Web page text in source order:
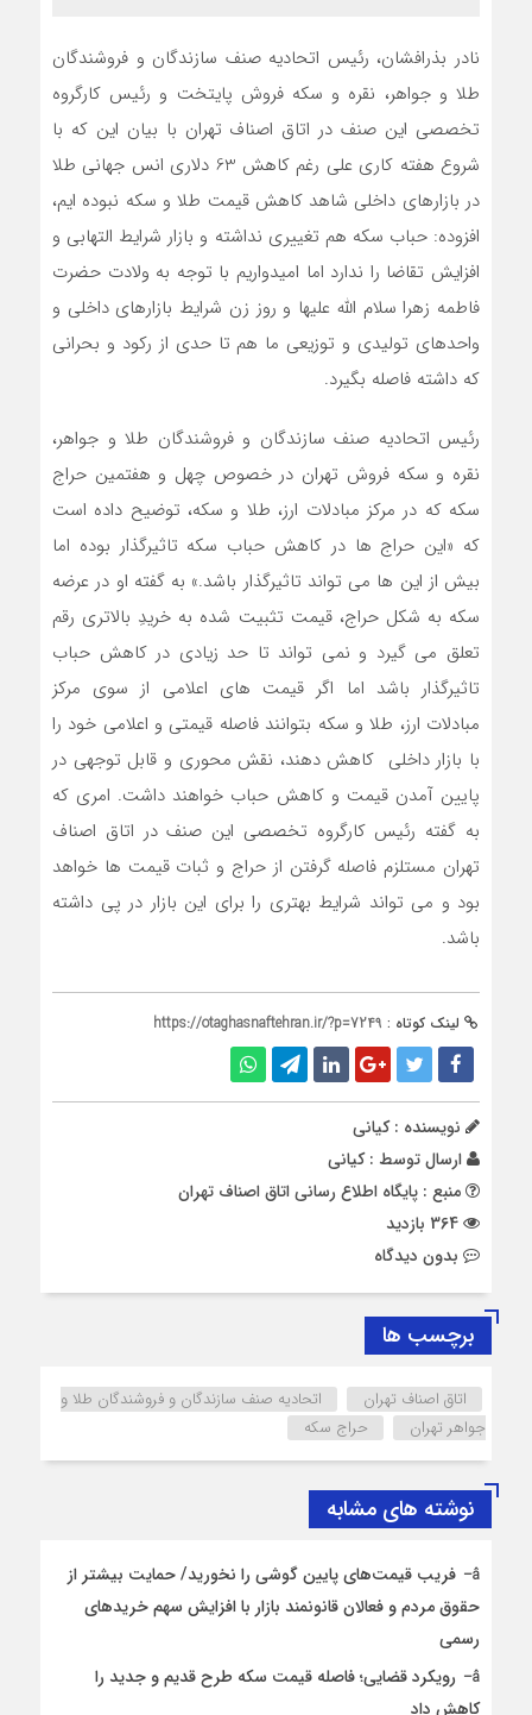
نادر بذرافشان، رئیس اتحادیه صنف سازندگان و فروشندگان
طلا و جواهر، نقره و سکه فروش پایتخت و رئیس کارگروه
تخصصی این صنف در اتاق اصناف تهران با بیان این که با
شروع هفته کاری علی رغم کاهش 63 دلاری انس جهانی طلا
در بازارهای داخلی شاهد کاهش قیمت طلا و سکه نبوده ایم،
افزوده: حباب سکه هم تغییری نداشته و بازار شرایط التهابی و
افزایش تقاضا را ندارد اما امیدواریم با توجه به ولادت حضرت
فاطمه زهرا سلام الله علیها و روز زن شرایط بازارهای داخلی و
واحدهای تولیدی و توزیعی ما هم تا حدی از رکود و بحرانی
که داشته فاصله بگیرد.
رئیس اتحادیه صنف سازندگان و فروشندگان طلا و جواهر،
نقره و سکه فروش تهران در خصوص چهل و هفتمین حراج
سکه که در مرکز مبادلات ارز، طلا و سکه، توضیح داده است
که «این حراج ها در کاهش حباب سکه تاثیرگذار بوده اما
بیش از این ها می تواند تاثیرگذار باشد.» به گفته او در عرضه
سکه به شکل حراج، قیمت تثبیت شده به خریدِ بالاتری رقم
تعلق می گیرد و نمی تواند تا حد زیادی در کاهش حباب
تاثیرگذار باشد اما اگر قیمت های اعلامی از سوی مرکز
مبادلات ارز، طلا و سکه بتوانند فاصله قیمتی و اعلامی خود را
با بازار داخلی کاهش دهند، نقش محوری و قابل توجهی در
پایین آمدن قیمت و کاهش حباب خواهند داشت. امری که
به گفته رئیس کارگروه تخصصی این صنف در اتاق اصناف
تهران مستلزم فاصله گرفتن از حراج و ثبات قیمت ها خواهد
بود و می تواند شرایط بهتری را برای این بازار در پی داشته
باشد.
لینک کوتاه : https://otaghasnaftehran.ir/?p=7249
نویسنده : کیانی
ارسال توسط :کیانی
منبع : پایگاه اطلاع رسانی اتاق اصناف تهران
بدون دیدگاه
برچسب ها
اتاق اصناف تهران
اتحادیه صنف سازندگان و فروشندگان طلا و
جواهر تهران
حراج سکه
نوشته های مشابه
فریب قیمت‌های پایین گوشی را نخورید/ حمایت بیشتر از
حقوق مردم و فعالان قانونمند بازار با افزایش سهم خریدهای
رسمی
رویکرد قضایی؛ فاصله قیمت سکه طرح قدیم و جدید را
کاهش داد